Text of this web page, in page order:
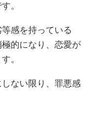
。
感を持っている
的になり、恋愛が
。
ない限り、罪悪感